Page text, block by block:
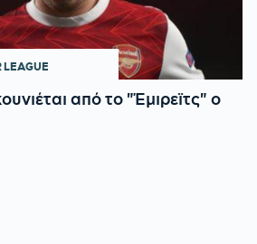
LEAGUE
από το "Έμιρεϊτς" ο